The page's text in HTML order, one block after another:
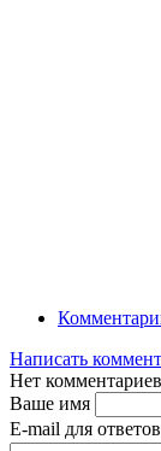
Написать
Нет
Ваше имя
E-mail для ответов